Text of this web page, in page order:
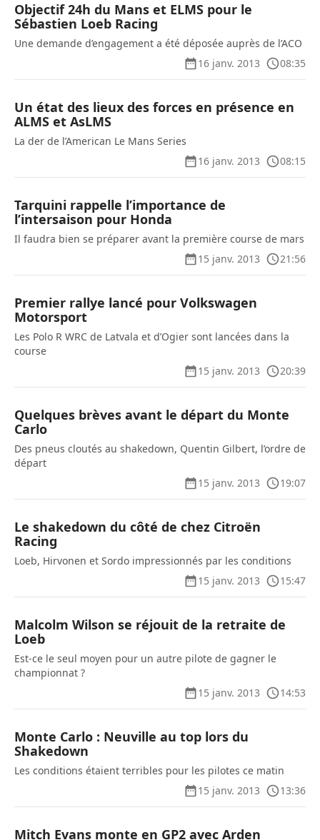
Objectif 24h du Mans et ELMS pour le
Sébastien Loeb Racing
Une demande d’engagement a été déposée auprès de l’ACO
16 janv. 2013
08:35
Un état des lieux des forces en présence en
ALMS et AsLMS
La der de l’American Le Mans Series
16 janv. 2013
08:15
Tarquini rappelle l’importance de
l’intersaison pour Honda
Il faudra bien se préparer avant la première course de mars
15 janv. 2013
21:56
Premier rallye lancé pour Volkswagen
Motorsport
Les Polo R WRC de Latvala et d’Ogier sont lancées dans la
course
15 janv. 2013
20:39
Quelques brèves avant le départ du Monte
Carlo
Des pneus cloutés au shakedown, Quentin Gilbert, l’ordre de
départ
15 janv. 2013
19:07
Le shakedown du côté de chez Citroën
Racing
Loeb, Hirvonen et Sordo impressionnés par les conditions
15 janv. 2013
15:47
Malcolm Wilson se réjouit de la retraite de
Loeb
Est-ce le seul moyen pour un autre pilote de gagner le
championnat ?
15 janv. 2013
14:53
Monte Carlo : Neuville au top lors du
Shakedown
Les conditions étaient terribles pour les pilotes ce matin
15 janv. 2013
13:36
Mitch Evans monte en GP2 avec Arden